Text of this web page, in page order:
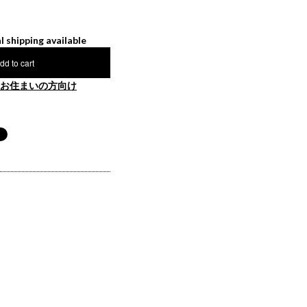
available
to cart
住まいの方向け